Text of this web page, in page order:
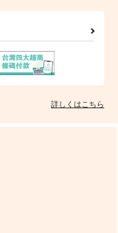
詳しくはこちら